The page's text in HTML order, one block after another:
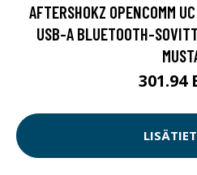
AFTERSHOKZ OPENCOMM
USB-A BLUETOOTH-
301.94